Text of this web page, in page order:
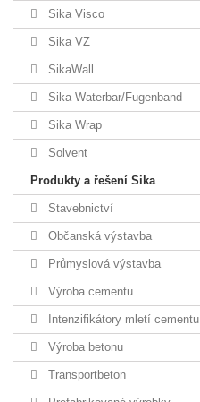
Sika Visco
Sika VZ
SikaWall
Sika Waterbar/Fugenband
Sika Wrap
Solvent
Produkty a řešení Sika
Stavebnictví
Občanská výstavba
Průmyslová výstavba
Výroba cementu
Intenzifikátory mletí cementu
Výroba betonu
Transportbeton